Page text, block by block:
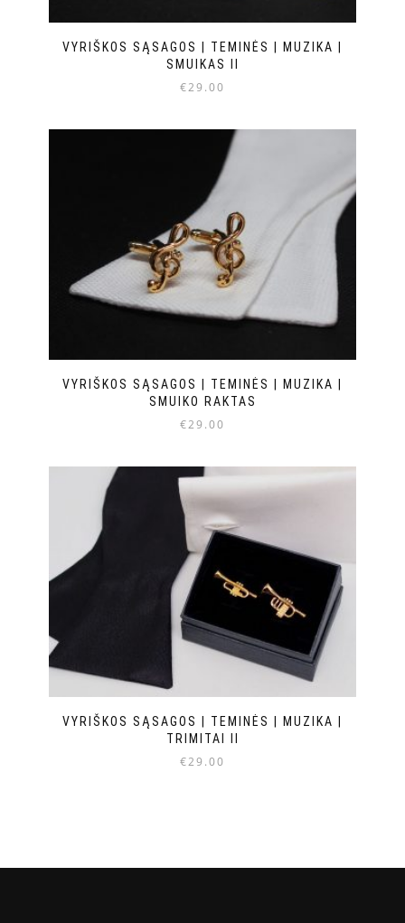
VYRIŠKOS SĄSAGOS | TEMINĖS | MUZIKA |
SMUIKAS II
€29.00
VYRIŠKOS SĄSAGOS | TEMINĖS | MUZIKA |
SMUIKO RAKTAS
€29.00
VYRIŠKOS SĄSAGOS | TEMINĖS | MUZIKA |
TRIMITAI II
€29.00